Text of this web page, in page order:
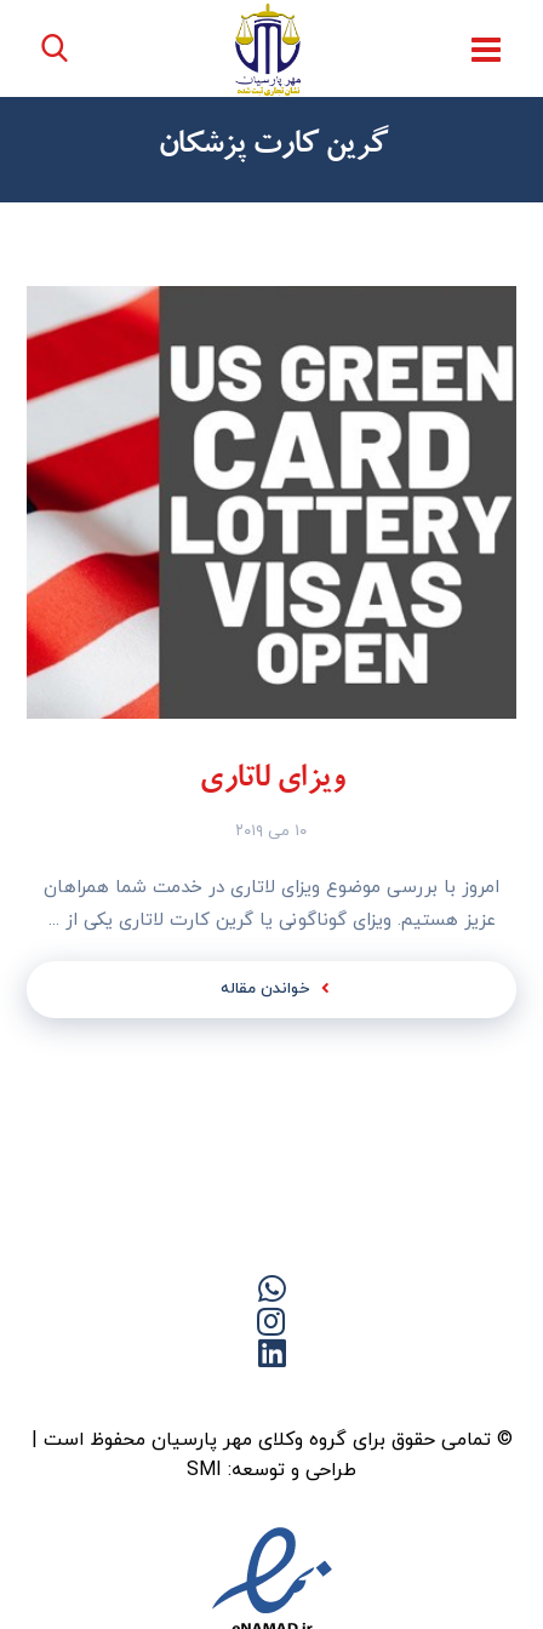
گرین کارت پزشکان
ویزای لاتاری
۱۰ می ۲۰۱۹
امروز با بررسی موضوع ویزای لاتاری در خدمت شما همراهان
عزیز هستیم. ویزای گوناگونی یا گرین کارت لاتاری یکی از ...
خواندن مقاله
© تمامی حقوق برای گروه وکلای مهر پارسیان محفوظ است |
طراحی و توسعه: SMI